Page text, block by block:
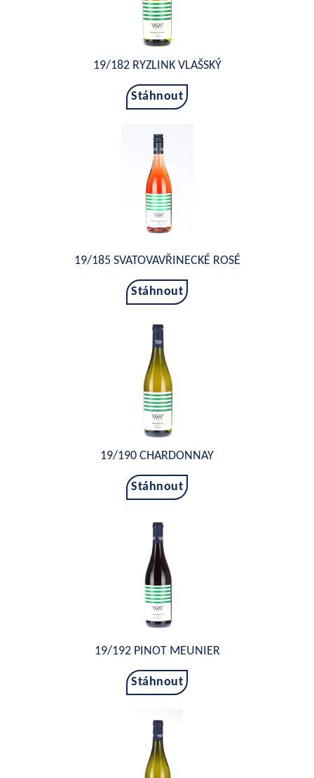
19/182 RYZLINK VLAŠSKÝ
Stáhnout
19/185 SVATOVAVŘINECKÉ ROSÉ
Stáhnout
19/190 CHARDONNAY
Stáhnout
19/192 PINOT MEUNIER
Stáhnout